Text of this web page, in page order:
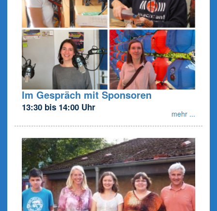
Im Gespräch mit Sponsoren
13:30 bis 14:00 Uhr
mehr ...